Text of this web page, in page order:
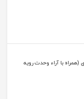
(همراه با آراء وحدت رویه